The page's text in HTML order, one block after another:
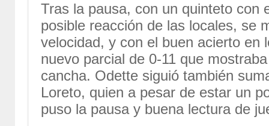
Tras la pausa, con un quinteto con
posible reacción de las locales, se
velocidad, y con el buen acierto en
nuevo parcial de 0-11 que
cancha. Odette siguió también
Loreto, quien a pesar de estar un
puso la pausa y buena lectura de